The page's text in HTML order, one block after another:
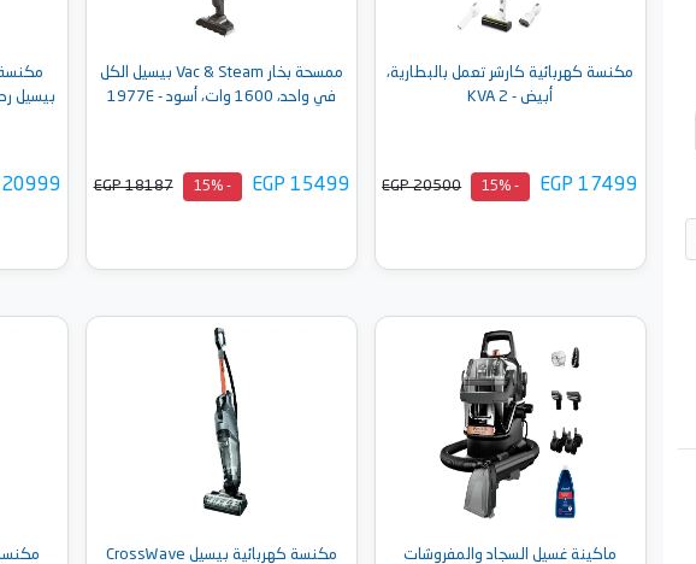
مكنسة كهربائية كارشر تعمل بالبطارية،
أبيض - KVA 2
EGP 17499
- 15%
EGP 20500
أضف إلى السلة
ممسحة بخار Vac & Steam بيسيل الكل
في واحد، 1600 وات، أسود - 1977E
EGP 15499
- 15%
EGP 18187
أضف إلى السلة
20999
ماكينة غسيل السجاد والمفروشات
مكنسة كهربائية بيسيل CrossWave